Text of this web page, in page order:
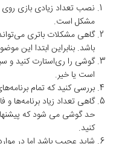
نصب تعداد زیادی بازی
مشکل است.
گاهی مشکلات باتری
باشد. بنابراین ابتدا این
گوشی را ری‌استارت کنید و
است یا خیر.
بررسی کنید که تمام
گاهی تعداد زیاد برنامه‌ها
حد گوشی می شود که
کنید.